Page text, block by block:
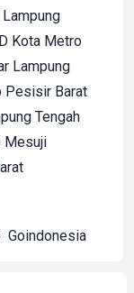
Kota Metro
Lampung
Pesisir Barat
Tengah
Mesuji
Goindonesia